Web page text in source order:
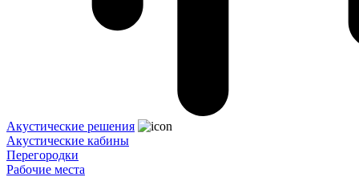
Акустические решения
Акустические кабины
Перегородки
Рабочие места